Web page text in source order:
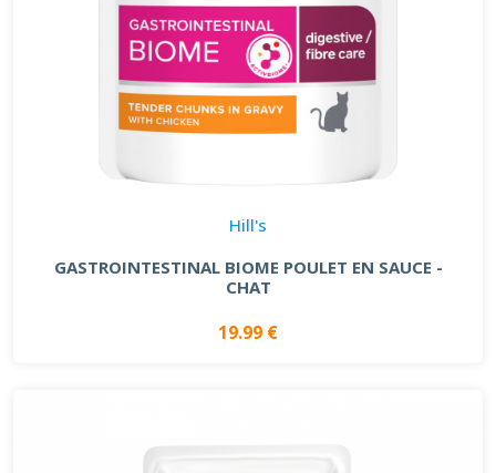
Hill's
GASTROINTESTINAL BIOME POULET EN SAUCE -
CHAT
19.99 €